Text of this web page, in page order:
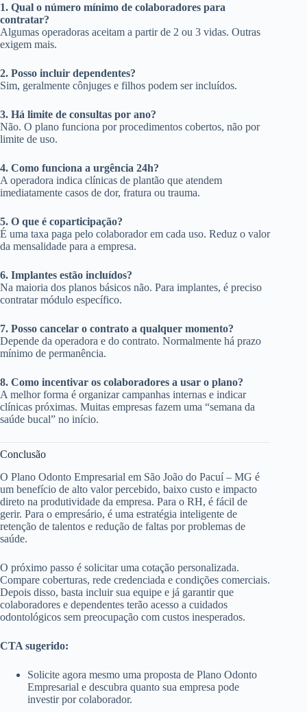
1. Qual o número mínimo de colaboradores para
contratar?
Algumas operadoras aceitam a partir de 2 ou 3 vidas. Outras
exigem mais.
2. Posso incluir dependentes?
Sim, geralmente cônjuges e filhos podem ser incluídos.
3. Há limite de consultas por ano?
Não. O plano funciona por procedimentos cobertos, não por
limite de uso.
4. Como funciona a urgência 24h?
A operadora indica clínicas de plantão que atendem
imediatamente casos de dor, fratura ou trauma.
5. O que é coparticipação?
É uma taxa paga pelo colaborador em cada uso. Reduz o valor
da mensalidade para a empresa.
6. Implantes estão incluídos?
Na maioria dos planos básicos não. Para implantes, é preciso
contratar módulo específico.
7. Posso cancelar o contrato a qualquer momento?
Depende da operadora e do contrato. Normalmente há prazo
mínimo de permanência.
8. Como incentivar os colaboradores a usar o plano?
A melhor forma é organizar campanhas internas e indicar
clínicas próximas. Muitas empresas fazem uma “semana da
saúde bucal” no início.
Conclusão
O Plano Odonto Empresarial em São João do Pacuí – MG é
um benefício de alto valor percebido, baixo custo e impacto
direto na produtividade da empresa. Para o RH, é fácil de
gerir. Para o empresário, é uma estratégia inteligente de
retenção de talentos e redução de faltas por problemas de
saúde.
O próximo passo é solicitar uma cotação personalizada.
Compare coberturas, rede credenciada e condições comerciais.
Depois disso, basta incluir sua equipe e já garantir que
colaboradores e dependentes terão acesso a cuidados
odontológicos sem preocupação com custos inesperados.
CTA sugerido:
Solicite agora mesmo uma proposta de Plano Odonto
Empresarial e descubra quanto sua empresa pode
investir por colaborador.